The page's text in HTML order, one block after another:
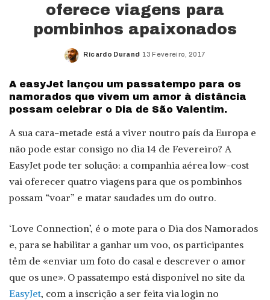
oferece viagens para
pombinhos apaixonados
Posted
Ricardo Durand 13 Fevereiro, 2017
A easyJet lançou um passatempo para os
namorados que vivem um amor à distância
possam celebrar o Dia de São Valentim.
A sua cara-metade está a viver noutro país da Europa e
não pode estar consigo no dia 14 de Fevereiro? A
EasyJet pode ter solução: a companhia aérea low-cost
vai oferecer quatro viagens para que os pombinhos
possam “voar” e matar saudades um do outro.
‘Love Connection’, é o mote para o Dia dos Namorados
e, para se habilitar a ganhar um voo, os participantes
têm de «enviar um foto do casal e descrever o amor
que os une». O passatempo está disponível no site da
EasyJet, com a inscrição a ser feita via login no